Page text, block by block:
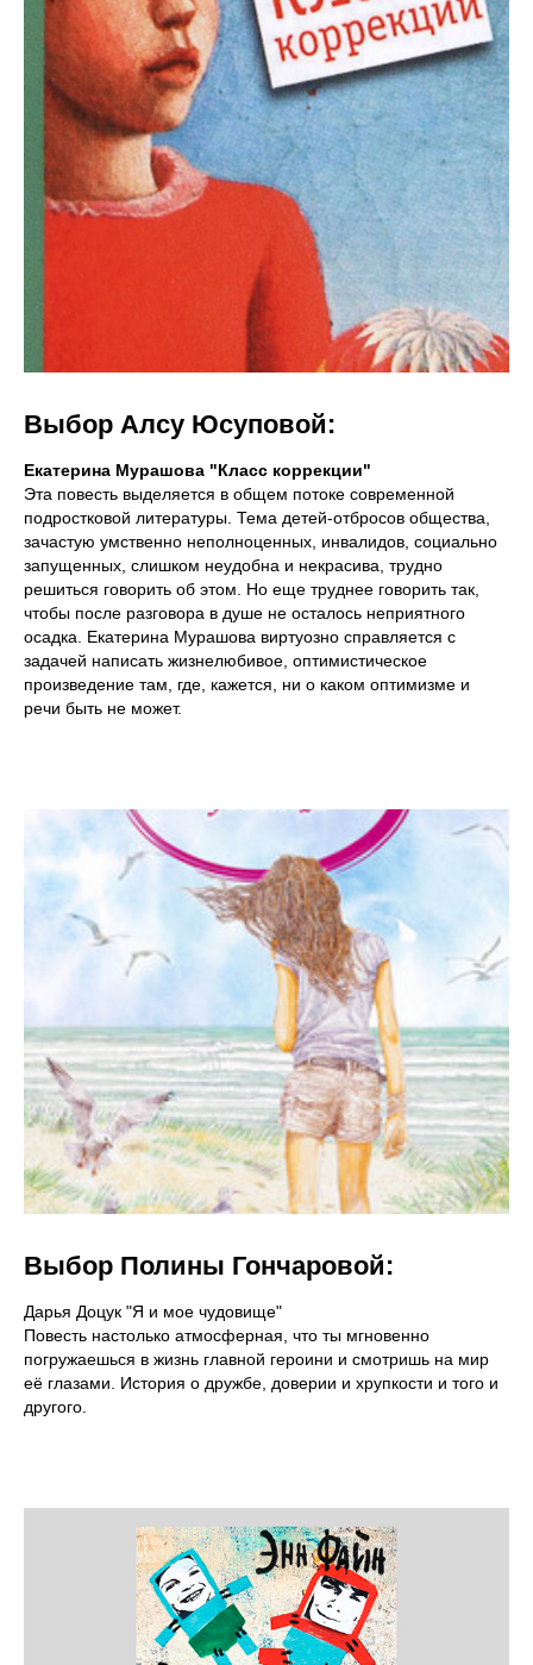
Выбор Алсу Юсуповой:
Екатерина Мурашова "Класс коррекции"
Эта повесть выделяется в общем потоке современной
подростковой литературы. Тема детей-отбросов общества,
зачастую умственно неполноценных, инвалидов, социально
запущенных, слишком неудобна и некрасива, трудно
решиться говорить об этом. Но еще труднее говорить так,
чтобы после разговора в душе не осталось неприятного
осадка. Екатерина Мурашова виртуозно справляется с
задачей написать жизнелюбивое, оптимистическое
произведение там, где, кажется, ни о каком оптимизме и
речи быть не может.
Выбор Полины Гончаровой:
Дарья Доцук "Я и мое чудовище"
Повесть настолько атмосферная, что ты мгновенно
погружаешься в жизнь главной героини и смотришь на мир
её глазами. История о дружбе, доверии и хрупкости и того и
другого.